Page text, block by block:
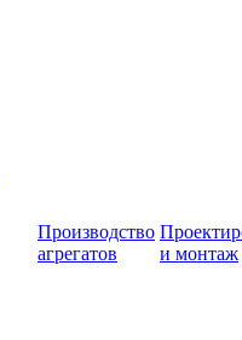
Производство
агрегатов
и монтаж